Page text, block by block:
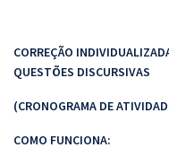
CORREÇÃO
QUESTÕES DISCURSIVAS
(CRONOGRAMA DE
COMO FUNCIONA: